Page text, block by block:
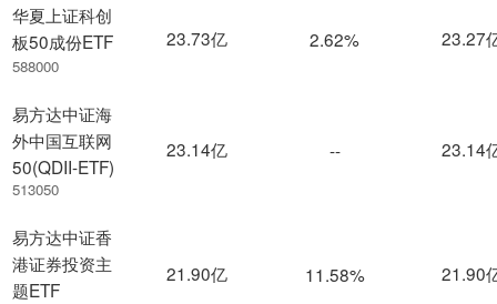
华夏上证科创
板50成份ETF
588000
易方达中证海
外中国互联网
50(QDII-ETF)
513050
易方达中证香
港证券投资主
题ETF
23.73亿 2.62% 23.27
23.14亿 -- 23.14
21.90亿 11.58% 21.90